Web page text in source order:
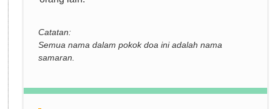
Catatan:
Semua nama dalam pokok doa ini adalah nama
samaran.